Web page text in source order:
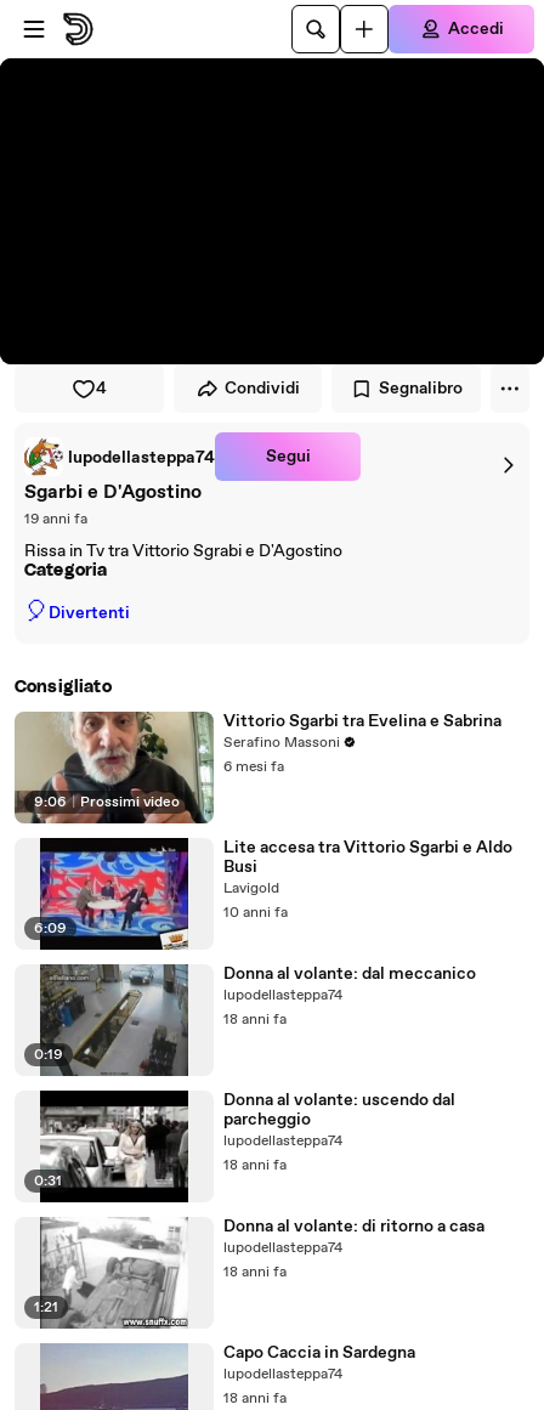
Vai al lettore
Passa al contenuto principale
Accedi
4 Condividi Segnalibro
lupodellasteppa74 Segui
Sgarbi e D'Agostino
19 anni fa
Rissa in Tv tra Vittorio Sgrabi e D'Agostino
Categoria
🎈 Divertenti
Consigliato
9:06 | Prossimi video
Vittorio Sgarbi tra Evelina e Sabrina
Serafino Massoni
6 mesi fa
6:09
Lite accesa tra Vittorio Sgarbi e Aldo
Busi
Lavigold
10 anni fa
0:19
Donna al volante: dal meccanico
lupodellasteppa74
18 anni fa
0:31
Donna al volante: uscendo dal
parcheggio
lupodellasteppa74
18 anni fa
1:21
Donna al volante: di ritorno a casa
lupodellasteppa74
18 anni fa
Capo Caccia in Sardegna
lupodellasteppa74
18 anni fa